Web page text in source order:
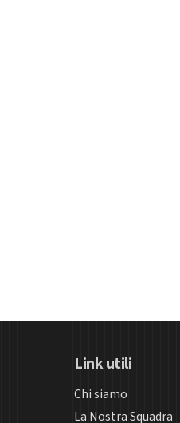
Link utili
Chi siamo
La Nostra Squadra